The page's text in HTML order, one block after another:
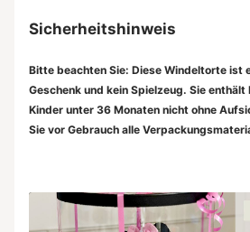
Sicherheitshinweis
Bitte beachten Sie: Diese Windeltorte ist
Geschenk und kein Spielzeug. Sie
Kinder unter 36 Monaten nicht ohne
Sie vor Gebrauch alle